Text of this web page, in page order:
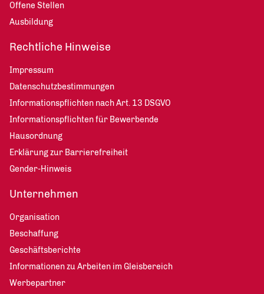
Offene Stellen
Ausbildung
Rechtliche Hinweise
Impressum
Datenschutzbestimmungen
Informationspflichten nach Art. 13 DSGVO
Informationspflichten für Bewerbende
Hausordnung
Erklärung zur Barrierefreiheit
Gender-Hinweis
Unternehmen
Organisation
Beschaffung
Geschäftsberichte
Informationen zu Arbeiten im Gleisbereich
Werbepartner